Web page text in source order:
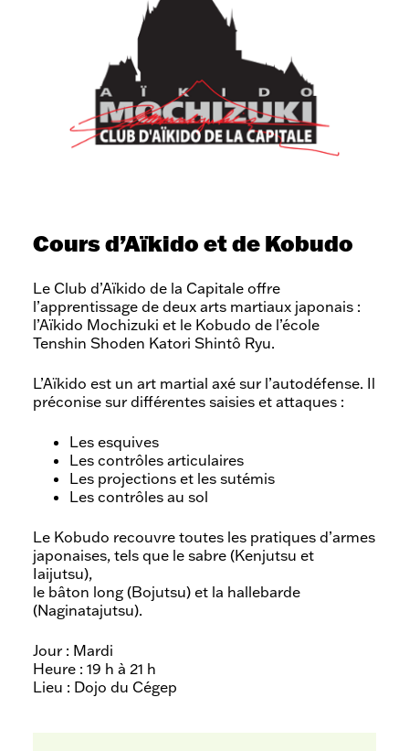
partenaires
Cours d’Aïkido et de Kobudo
Le Club d’Aïkido de la Capitale offre
l’apprentissage de deux arts martiaux japonais :
l’Aïkido Mochizuki et le Kobudo de l’école
Tenshin Shoden Katori Shintô Ryu.
L’Aïkido est un art martial axé sur l’autodéfense. Il
préconise sur différentes saisies et attaques :
Les esquives
Les contrôles articulaires
Les projections et les sutémis
Les contrôles au sol
Le Kobudo recouvre toutes les pratiques d’armes
japonaises, tels que le sabre (Kenjutsu et
Iaijutsu),
le bâton long (Bojutsu) et la hallebarde
(Naginatajutsu).
Jour : Mardi
Heure : 19 h à 21 h
Lieu : Dojo du Cégep